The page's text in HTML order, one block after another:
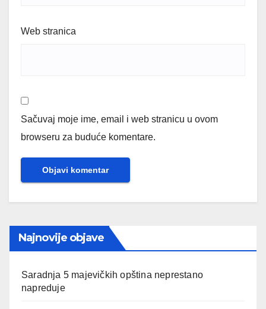
Web stranica
Sačuvaj moje ime, email i web stranicu u ovom
browseru za buduće komentare.
Najnovije objave
Saradnja 5 majevičkih opština neprestano
napreduje